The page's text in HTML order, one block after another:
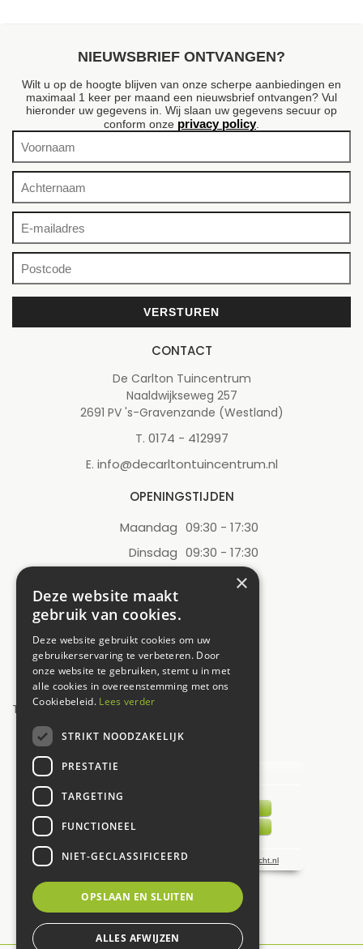
NIEUWSBRIEF ONTVANGEN?
Wilt u op de hoogte blijven van onze scherpe aanbiedingen en
maximaal 1 keer per maand een nieuwsbrief ontvangen? Vul
hieronder uw gegevens in. Wij slaan uw gegevens secuur op
conform onze privacy policy.
CONTACT
De Carlton Tuincentrum
Naaldwijkseweg 257
2691 PV 's-Gravenzande (Westland)
T. 0174 - 412997
E. info@decarltontuincentrum.nl
OPENINGSTIJDEN
Maandag 09:30 - 17:30
Dinsdag 09:30 - 17:30
09:30 - 17:30
Donderdag
Zaterdag 09:00 - 17:00
Zondag
12:00 - 17:00
Toon alle openingstijden
UW MENING TELT!
×
Deze website maakt
gebruik van cookies.
Deze website gebruikt cookies om uw
gebruikerservaring te verbeteren. Door
onze website te gebruiken, stemt u in met
alle cookies in overeenstemming met ons
Cookiebeleid. Lees verder
STRIKT NOODZAKELIJK
PRESTATIE
TARGETING
FUNCTIONEEL
NIET-GECLASSIFICEERD
OPSLAAN EN SLUITEN
ALLES AFWIJZEN